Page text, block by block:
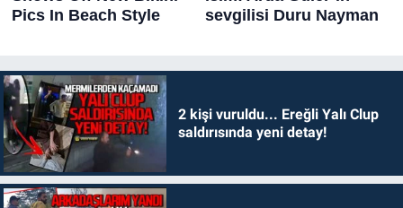
2 kişi vuruldu... Ereğli Yalı Clup
saldırısında yeni detay!